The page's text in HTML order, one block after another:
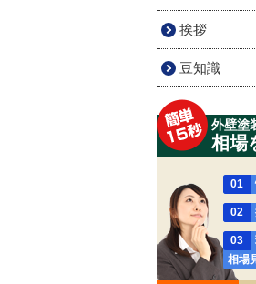
挨拶
豆知識
外壁塗
相場
01
02
03
相場